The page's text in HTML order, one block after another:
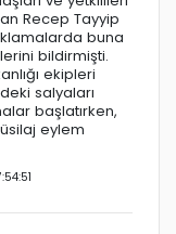
Recep Tayyip
buna
bildirmişti.
ekipleri
salyaları
başlatırken,
eylem